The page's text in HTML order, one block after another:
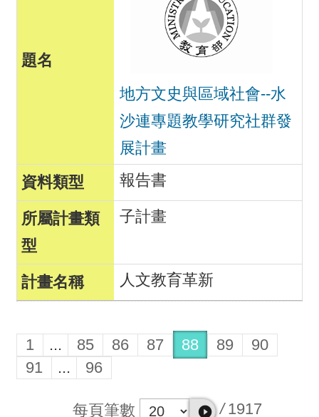
地方文史與區域社會--水
沙連專題教學研究社群發
展計畫
報告書
子計畫
人文教育革新
1 ... 85 86 87 88 89
90
91
... 96
每頁筆數 / 1917